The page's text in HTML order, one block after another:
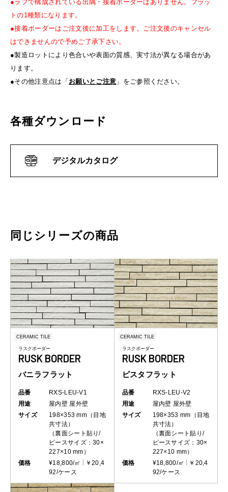
●ラフで構成されている出隅・接着ボーダーはありません。フラッ
トの1種類になります。
●接着ボーダーはご注文後に加工をします。ご注文後のキャンセル
はできませんので予めご了承下さい。
●製造ロットにより色合いや表面の質感、実寸法が異なる場合があ
ります。
●その他注意点は「お願いとご注意 」をご参照ください。
各種ダウンロード
デジタルカタログ
同じシリーズの商品
CERAMIC TILE
ラスクボーダー
RUSK BORDER
バニラフラット
品番
RXS-LEU-V1
用途
屋内壁 屋外壁
サイズ
198×353 mm（目地
共寸法）
（裏面シート貼り/
ピースサイズ：30×
227×10 mm）
価格
¥18,800/㎡
￥20,4
92/ケース
CERAMIC TILE
ラスクボーダー
RUSK BORDER
ピスタフラット
品番
RXS-LEU-V2
用途
屋内壁 屋外壁
サイズ
198×353 mm（目地
共寸法）
（裏面シート貼り/
ピースサイズ：30×
227×10 mm）
価格
¥18,800/㎡
￥20,4
92/ケース